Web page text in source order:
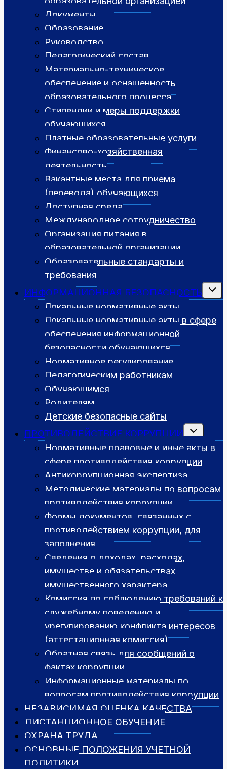
Документы
Образование
Руководство
Педагогический состав
Материально-техническое
обеспечение и оснащенность
образовательного процесса
Стипендии и меры поддержки
обучающихся
Платные образовательные услуги
Финансово-хозяйственная
деятельность
Вакантные места для приема
(перевода) обучающихся
Доступная среда
Международное сотрудничество
Организация питания в
образовательной организации
Образовательные стандарты и
требования
ИНФОРМАЦИОННАЯ БЕЗОПАСНОСТЬ
меню
Локальные нормативные акты
Локальные нормативные акты в сфере
обеспечения информационной
безопасности обучающихся
Нормативное регулирование
Педагогическим работникам
Обучающимся
Родителям
Детские безопасные сайты
ПРОТИВОДЕЙСТВИЕ КОРРУПЦИИ дочернее
Нормативные правовые и иные акты в
сфере противодействия коррупции
Антикоррупционная экспертиза
Методические материалы по вопросам
противодействия коррупции
Формы документов, связанных с
противодействием коррупции, для
заполнения
Сведения о доходах, расходах,
имуществе и обязательствах
имущественного характера
Комиссия по соблюдению требований к
служебному поведению и
урегулированию конфликта интересов
(аттестационная комиссия)
Обратная связь для сообщений о
фактах коррупции
Информационные материалы по
вопросам противодействия коррупции
НЕЗАВИСИМАЯ ОЦЕНКА КАЧЕСТВА
ДИСТАНЦИОННОЕ ОБУЧЕНИЕ
ОХРАНА ТРУДА
ОСНОВНЫЕ ПОЛОЖЕНИЯ УЧЕТНОЙ
ПОЛИТИКИ